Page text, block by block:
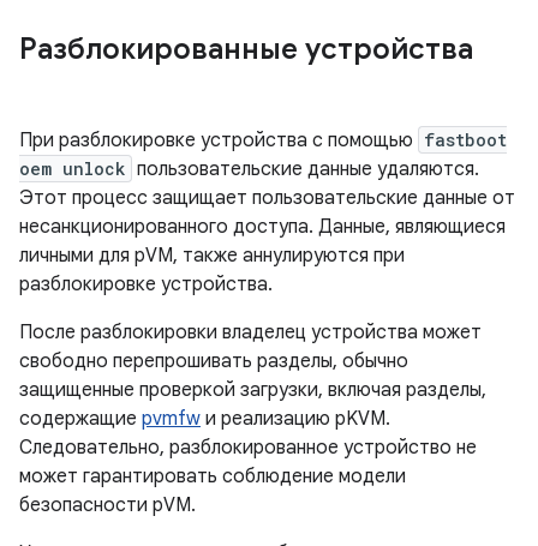
Разблокированные устройства
При разблокировке устройства с помощью fastboot
oem unlock пользовательские данные удаляются.
Этот процесс защищает пользовательские данные от
несанкционированного доступа. Данные, являющиеся
личными для pVM, также аннулируются при
разблокировке устройства.
После разблокировки владелец устройства может
свободно перепрошивать разделы, обычно
защищенные проверкой загрузки, включая разделы,
содержащие pvmfw и реализацию pKVM.
Следовательно, разблокированное устройство не
может гарантировать соблюдение модели
безопасности pVM.